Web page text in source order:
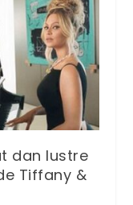
dan lustre
Tiffany &